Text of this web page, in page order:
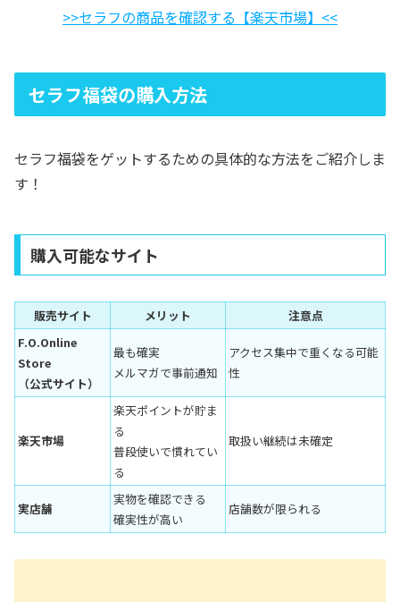
>>セラフの商品を確認する【楽天市場】<<
セラフ福袋の購入方法
セラフ福袋をゲットするための具体的な方法をご紹介しま
す！
購入可能なサイト
販売サイト メリット
注意点
F.O.Online
Store
（公式サイト）
最も確実
メルマガで事前通知
アクセス集中で重くなる可能
性
楽天市場
楽天ポイントが貯ま
る
普段使いで慣れてい
る
取扱い継続は未確定
実店舗
実物を確認できる
確実性が高い
店舗数が限られる